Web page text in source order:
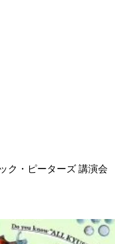
ク・ピーターズ 講演会